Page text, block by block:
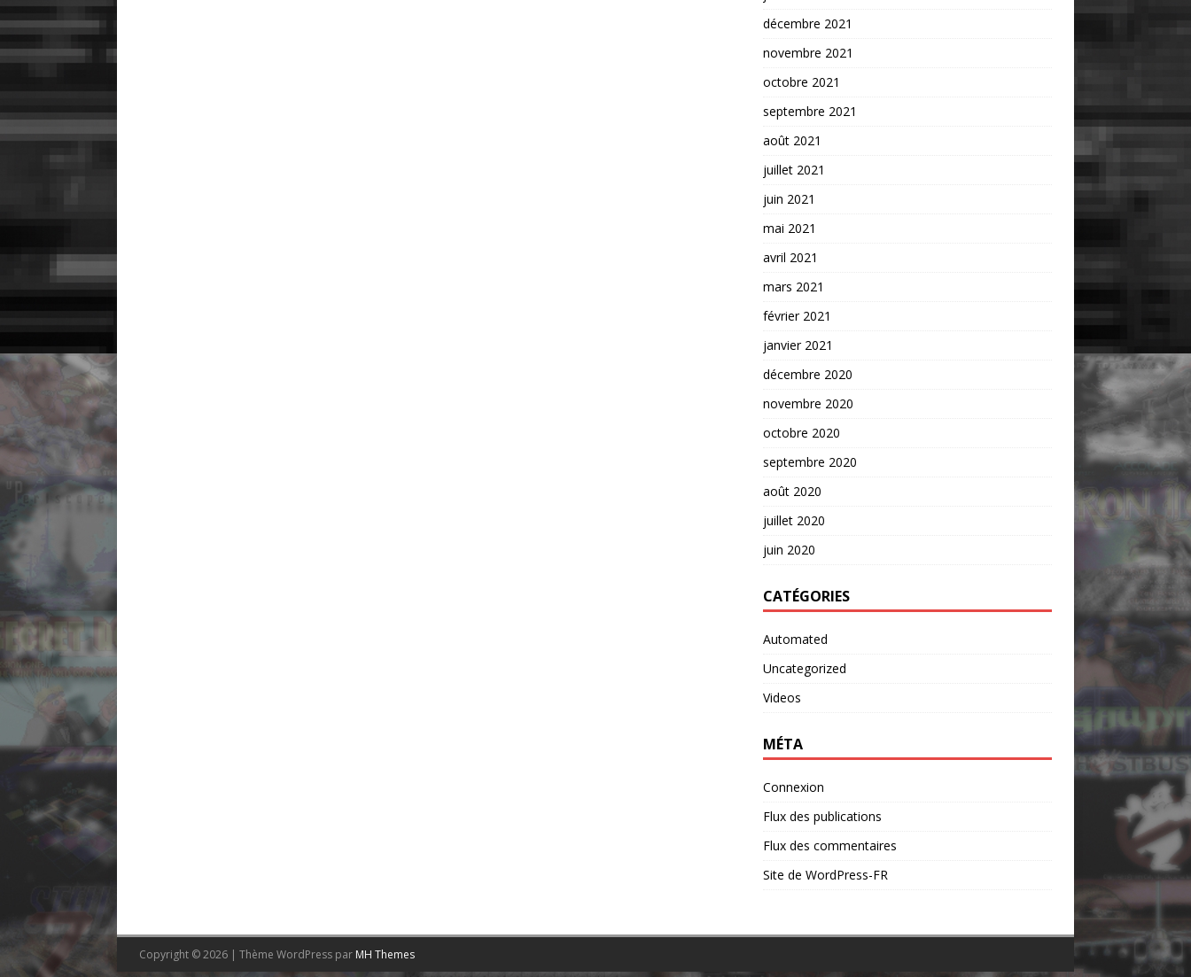
décembre 2021
novembre 2021
octobre 2021
septembre 2021
août 2021
juillet 2021
juin 2021
mai 2021
avril 2021
mars 2021
février 2021
janvier 2021
décembre 2020
novembre 2020
octobre 2020
septembre 2020
août 2020
juillet 2020
juin 2020
CATÉGORIES
Automated
Uncategorized
Videos
MÉTA
Connexion
Flux des publications
Flux des commentaires
Site de WordPress-FR
Copyright © 2026 | Thème WordPress par MH Themes